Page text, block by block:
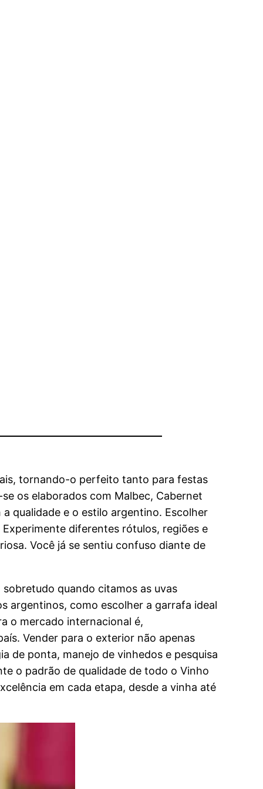
tornando-o perfeito tanto para festas
os elaborados com Malbec, Cabernet
qualidade e o estilo argentino. Escolher
diferentes rótulos, regiões e
Você já se sentiu confuso diante de
quando citamos as uvas
argentinos, como escolher a garrafa ideal
o mercado internacional é,
Vender para o exterior não apenas
de ponta, manejo de vinhedos e pesquisa
o padrão de qualidade de todo o Vinho
em cada etapa, desde a vinha até